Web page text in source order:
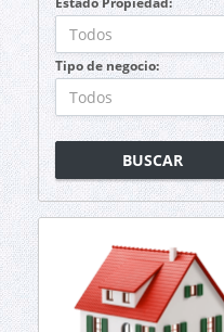
Todos
Tipo de negocio:
Todos
BUSCAR